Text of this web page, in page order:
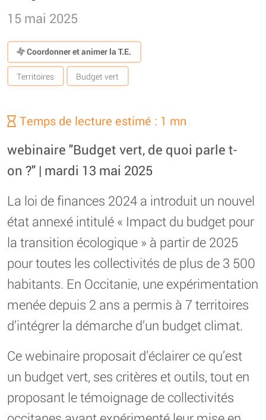
15 mai 2025
Coordonner et animer la T.E.
Territoires Budget vert
Temps de lecture estimé : 1 mn
webinaire "Budget vert, de quoi parle t-
on ?" | mardi 13 mai 2025
La loi de finances 2024 a introduit un nouvel
état annexé intitulé « Impact du budget pour
la transition écologique » à partir de 2025
pour toutes les collectivités de plus de 3 500
habitants. En Occitanie, une expérimentation
menée depuis 2 ans a permis à 7 territoires
d’intégrer la démarche d’un budget climat.
Ce webinaire proposait d’éclairer ce qu’est
un budget vert, ses critères et outils, tout en
proposant le témoignage de collectivités